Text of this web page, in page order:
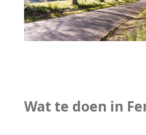
Wat te doen in